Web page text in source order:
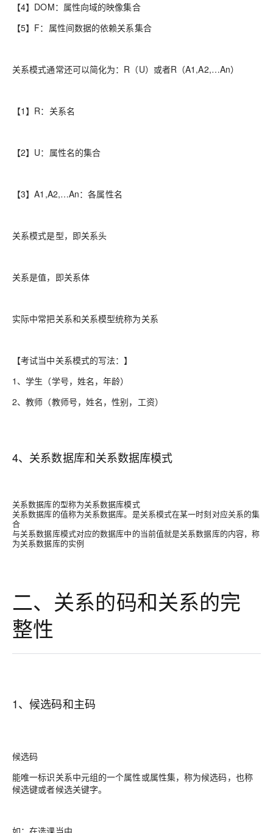
【4】DOM：属性向域的映像集合
【5】F：属性间数据的依赖关系集合
关系模式通常还可以简化为：R（U）或者R（A1,A2,…An）
【1】R：关系名
【2】U：属性名的集合
【3】A1,A2,…An：各属性名
关系模式是型，即关系头
关系是值，即关系体
实际中常把关系和关系模型统称为关系
【考试当中关系模式的写法：】
1、学生（学号，姓名，年龄）
2、教师（教师号，姓名，性别，工资）
4、关系数据库和关系数据库模式
关系数据库的型称为关系数据库模式
关系数据库的值称为关系数据库。是关系模式在某一时刻对应关系的集
合
与关系数据库模式对应的数据库中的当前值就是关系数据库的内容，称
为关系数据库的实例
二、关系的码和关系的完
整性
1、候选码和主码
候选码
能唯一标识关系中元组的一个属性或属性集，称为候选码，也称
候选键或者候选关键字。
如：在选课当中